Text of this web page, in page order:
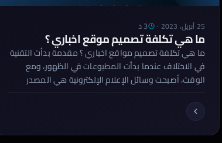
25 أبريل، 2023 · 3 د
ما هي تكلفة تصميم موقع اخباري ؟
ما هي تكلفة تصميم مواقع اخباري ؟ مقدمة بدأت التقنية
في الاختلاف عندما بدأت المطبوعات في الظهور، ومع
الوقت، أصبحت وسائل الإعلام الإلكترونية هي المصدر
المتزايد على المحتوى الإخباري على الإنترنت، أصبح تصميم
موقع أخباري أمرًا لا بد منه. في هذا المقال، سوف نناقش
كيف يمكن لـ لايت […]